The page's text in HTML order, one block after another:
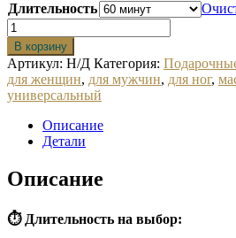
Длительность
Количество
товара
Подарочный
сертификат
на
тайский
массаж
В корзину
Артикул: Н/Д Категория:
для женщин, для мужчин, для ног,
универсальный
Описание
Детали
Описание
⏱ Длительность на выбор: